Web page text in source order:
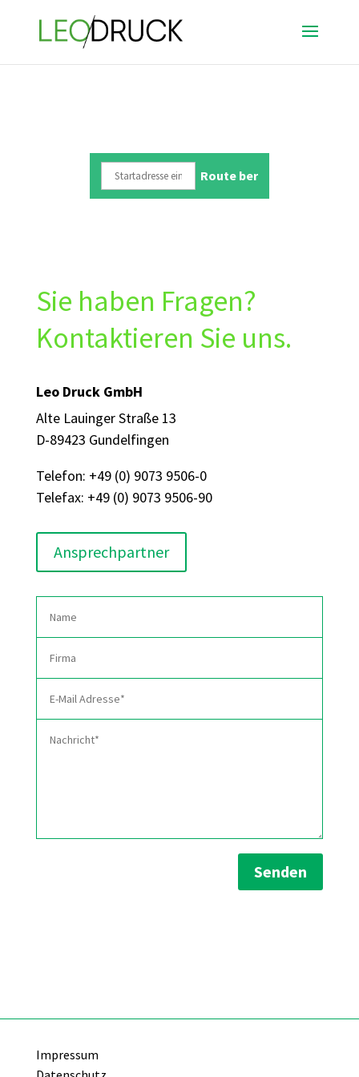
Sie haben Fragen?
Kontaktieren Sie uns.
Leo Druck GmbH
Alte Lauinger Straße 13
D-89423 Gundelfingen
Telefon: +49 (0) 9073 9506-0
Telefax: +49 (0) 9073 9506-90
Ansprechpartner
Senden
Impressum